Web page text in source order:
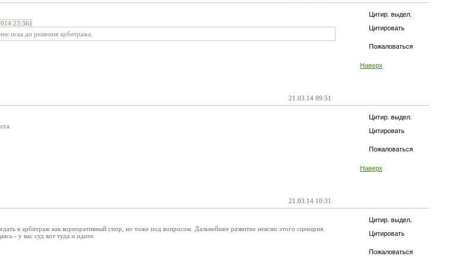
Цитир. выдел.
Цитировать
Пожаловаться
Наверх
23:36)
иска до решения арбитража.
21.03.14 09:51
Цитир. выдел.
Цитировать
Пожаловаться
Наверх
21.03.14 10:31
Цитир. выдел.
Цитировать
Пожаловаться
в арбитраж как корпоративный спор, но тоже под вопросом. Дальнейшее развитие неясно этого сценария.
- у вас суд вот туда и идите.